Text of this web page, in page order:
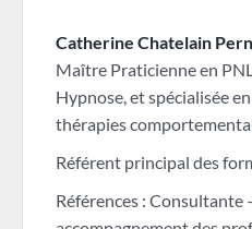
Catherine Chatelain
Maître Praticienne en
Hypnose, et spécialisée
thérapies
Référent principal des
Références : Consultante